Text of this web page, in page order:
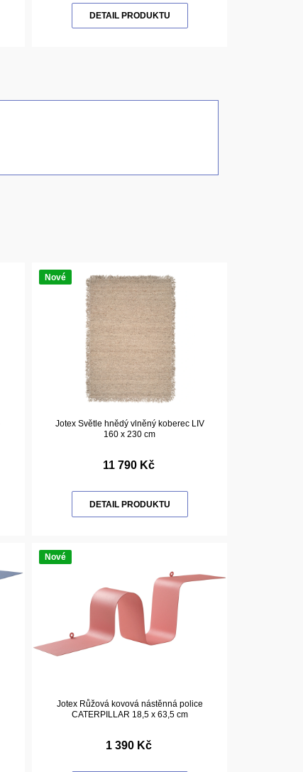
DETAIL PRODUKTU
Nové
Jotex Světle hnědý vlněný koberec LIV
160 x 230 cm
11 790 Kč
DETAIL PRODUKTU
Nové
Jotex Růžová kovová nástěnná police
CATERPILLAR 18,5 x 63,5 cm
1 390 Kč